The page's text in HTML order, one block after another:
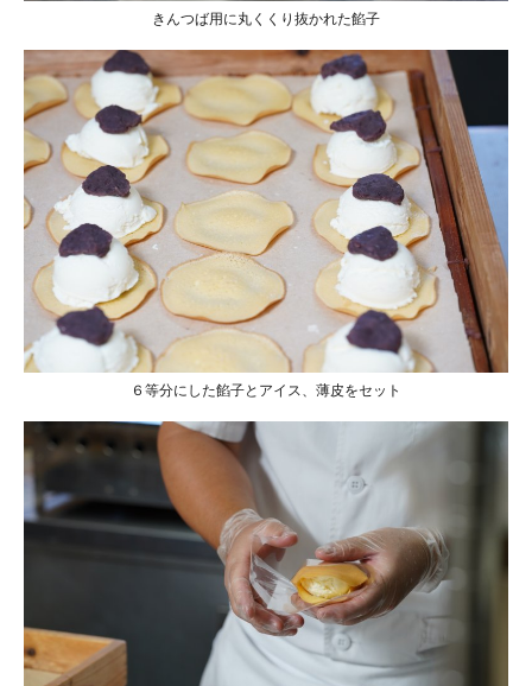
きんつば用に丸くくり抜かれた餡子
６等分にした餡子とアイス、薄皮をセット